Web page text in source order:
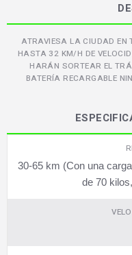
ATRAVIESA LA CIUDAD EN
HASTA 32 KM/H DE
HARÁN SORTEAR EL
BATERÍA RECARGABLE
30-65 km (Con una
de 70